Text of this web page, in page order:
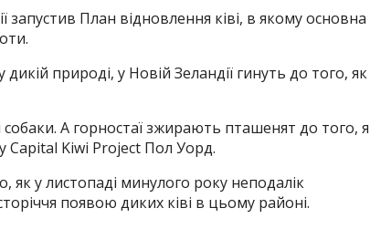
План відновлення ківі, в якому основна
природі, у Новій Зеландії гинуть до того, як
А горностаї зжирають пташенят до того,
Capital Kiwi Project Пол Уорд.
як у листопаді минулого року неподалік
появою диких ківі в цьому районі.